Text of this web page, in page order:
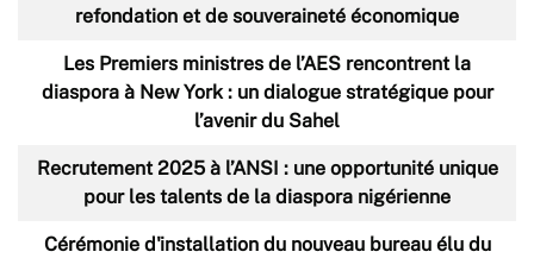
refondation et de souveraineté économique
Les Premiers ministres de l’AES rencontrent la
diaspora à New York : un dialogue stratégique pour
l’avenir du Sahel
Recrutement 2025 à l’ANSI : une opportunité unique
pour les talents de la diaspora nigérienne
Cérémonie d'installation du nouveau bureau élu du